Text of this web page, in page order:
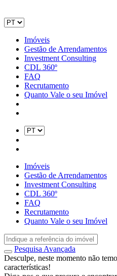
Imóveis
Gestão de Arrendamentos
Investment Consulting
CDL 360º
FAQ
Recrutamento
Quanto Vale o seu Imóvel
Imóveis
Gestão de Arrendamentos
Investment Consulting
CDL 360º
FAQ
Recrutamento
Quanto Vale o seu Imóvel
Pesquisa Avançada
Desculpe, neste momento não
características!